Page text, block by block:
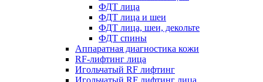
ФДТ лица
ФДТ лица и шеи
ФДТ лица, шеи, декольте
ФДТ спины
Аппаратная диагностика кожи
RF-лифтинг лица
Игольчатый RF лифтинг
Игольчатый RF лифтинг лица